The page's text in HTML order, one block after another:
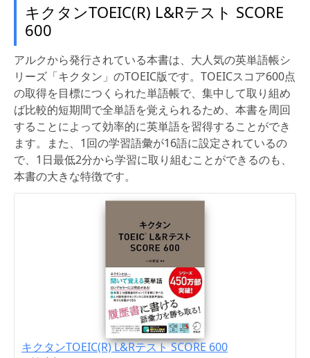
キクタンTOEIC(R) L&Rテスト SCORE
600
アルクから発行されている本書は、大人気の英単語帳シ
リーズ「キクタン」のTOEIC版です。TOEICスコア600点
の取得を目標につくられた単語帳で、集中して取り組め
ば比較的短期間で全単語を覚えられるため、本書を周回
することによって効率的に英単語を習得することができ
ます。また、1回の学習語彙が16語に設定されているの
で、1日最低2分から学習に取り組むことができるのも、
本書の大きな特徴です。
キクタンTOEIC(R) L&Rテスト SCORE 600